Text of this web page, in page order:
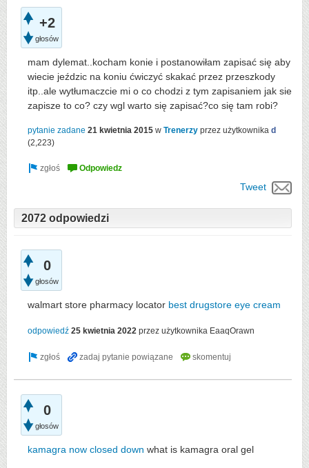
+2
głosów
mam dylemat..kocham konie i postanowiłam zapisać się aby
wiecie jeździc na koniu ćwiczyć skakać przez przeszkody
itp..ale wytłumaczcie mi o co chodzi z tym zapisaniem jak sie
zapisze to co? czy wgl warto się zapisać?co się tam robi?
pytanie zadane 21 kwietnia 2015 w Trenerzy przez użytkownika d
(2,223)
Tweet
2072 odpowiedzi
0
głosów
walmart store pharmacy locator best drugstore eye cream
odpowiedź 25 kwietnia 2022 przez użytkownika EaaqOrawn
0
głosów
kamagra now closed down what is kamagra oral gel